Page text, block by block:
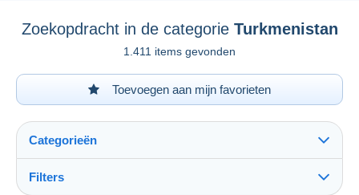
Zoekopdracht in de categorie Turkmenistan
1.411 items gevonden
Toevoegen aan mijn favorieten
Categorieën
Filters